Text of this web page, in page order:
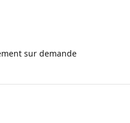
sur demande